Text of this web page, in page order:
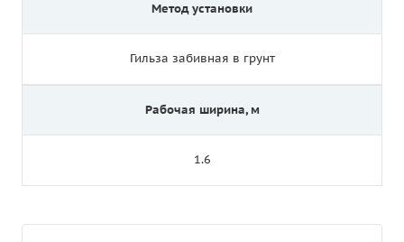
Метод установки
Гильза забивная в грунт
Рабочая ширина, м
1.6